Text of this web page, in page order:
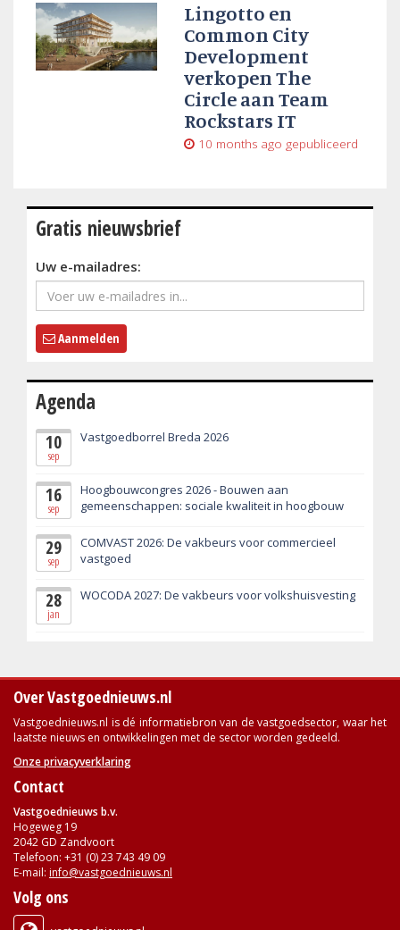
Lingotto en
Common City
Development
verkopen The
Circle aan Team
Rockstars IT
10 months ago gepubliceerd
Gratis nieuwsbrief
Uw e-mailadres:
Aanmelden
Agenda
10
sep
Vastgoedborrel Breda 2026
16
sep
Hoogbouwcongres 2026 - Bouwen aan
gemeenschappen: sociale kwaliteit in hoogbouw
29
sep
COMVAST 2026: De vakbeurs voor commercieel
vastgoed
28
jan
WOCODA 2027: De vakbeurs voor volkshuisvesting
Over Vastgoednieuws.nl
Vastgoednieuws.nl is dé informatiebron van de vastgoedsector, waar het
laatste nieuws en ontwikkelingen met de sector worden gedeeld.
Onze privacyverklaring
Contact
Vastgoednieuws b.v.
Hogeweg 19
2042 GD Zandvoort
Telefoon: +31 (0) 23 743 49 09
E-mail: info@vastgoednieuws.nl
Volg ons